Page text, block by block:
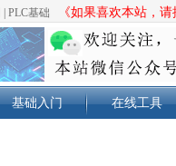
PLC基础 《如果喜欢本站，
基础入门 在线工具